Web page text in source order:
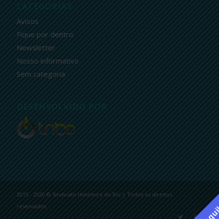
CATEGORIAS
Avisos
Fique por dentro
Newsletter
Nosso informativo
Sem categoria
DESENVOLVIDO POR
2015 - 2020 © Sindicato Hoteleiro do Rio | Todos os direitos
reservados